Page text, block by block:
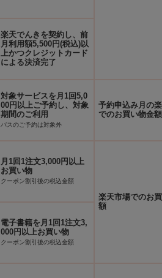
楽天でんきを契約し、前
月利用額5,500円(税込)以
上かつクレジットカード
による決済完了
対象サービスを月1回5,0
00円以上ご予約し、対象
期間のご利用
バスのご予約は対象外
月1回1注文3,000円以上
お買い物
クーポン割引後の税込金額
電子書籍を月1回1注文3,
000円以上お買い物
クーポン割引後の税込金額
予約申込み月の
でのお買い物金額
楽天市場でのお
額